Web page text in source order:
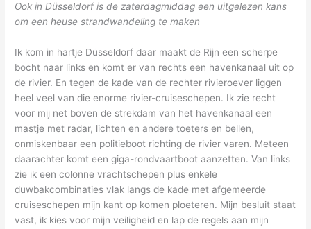
Ook in Düsseldorf is de zaterdagmiddag een uitgelezen kans
om een heuse strandwandeling te maken
Ik kom in hartje Düsseldorf daar maakt de Rijn een scherpe
bocht naar links en komt er van rechts een havenkanaal uit op
de rivier. En tegen de kade van de rechter rivieroever liggen
heel veel van die enorme rivier-cruiseschepen. Ik zie recht
voor mij net boven de strekdam van het havenkanaal een
mastje met radar, lichten en andere toeters en bellen,
onmiskenbaar een politieboot richting de rivier varen. Meteen
daarachter komt een giga-rondvaartboot aanzetten. Van links
zie ik een colonne vrachtschepen plus enkele
duwbakcombinaties vlak langs de kade met afgemeerde
cruiseschepen mijn kant op komen ploeteren. Mijn besluit staat
vast, ik kies voor mijn veiligheid en lap de regels aan mijn